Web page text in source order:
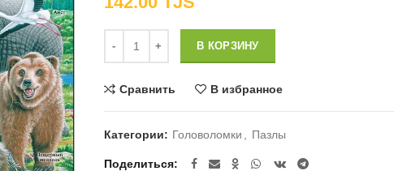
В КОРЗИНУ
Сравнить В избранное
Категории: Головоломки Пазлы
Поделиться